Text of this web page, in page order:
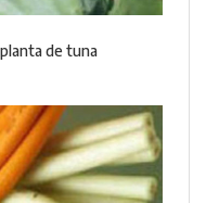
de tuna